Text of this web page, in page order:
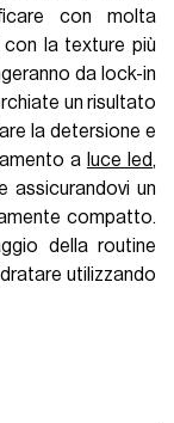
con molta
la texture più
da lock-in
un risultato
la detersione e
a luce led,
assicurandovi un
compatto.
della routine
utilizzando